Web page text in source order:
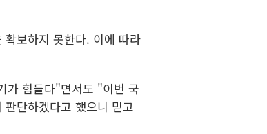
보하지 못한다. 이에 따라
가 힘들다"면서도 "이번 국
단하겠다고 했으니 믿고